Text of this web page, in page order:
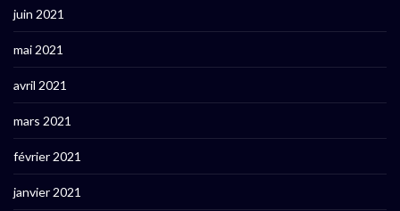
juin 2021
mai 2021
avril 2021
mars 2021
février 2021
janvier 2021